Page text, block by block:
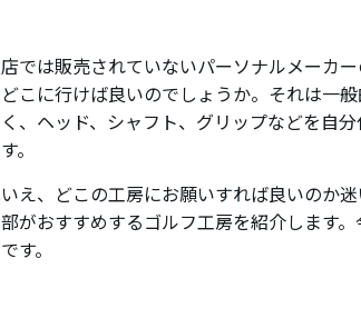
では販売されていないパーソナルメーカ
こに行けば良いのでしょうか。それは一
、ヘッド、シャフト、グリップなどを自
。
え、どこの工房にお願いすれば良いのか
がおすすめするゴルフ工房を紹介します
す。